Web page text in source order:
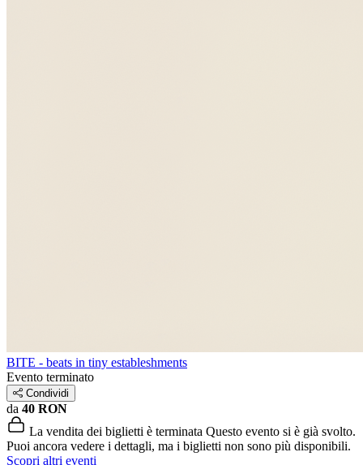
BITE - beats in tiny estableshments
Evento terminato
Condividi
da 40 RON
La vendita dei biglietti è terminata Questo evento si è già svolto.
Puoi ancora vedere i dettagli, ma i biglietti non sono più disponibili.
Scopri altri eventi